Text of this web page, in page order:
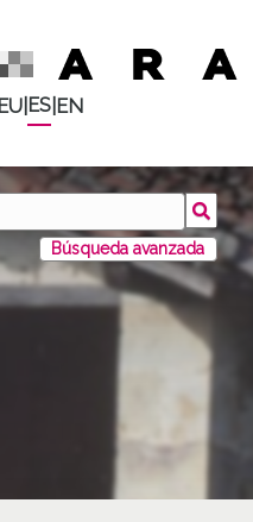
EU| ES| EN
Búsqueda avanzada